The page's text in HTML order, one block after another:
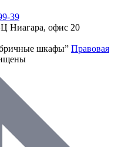
39
Ниагара, офис 20
шкафы” Правовая